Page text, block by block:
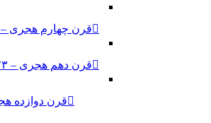
قرن چهارم هجری – ۲۹۱ الی ۳۸۸ شمسی
قرن دهم هجری – ۸۷۳ الی ۹۷۰ شمسی